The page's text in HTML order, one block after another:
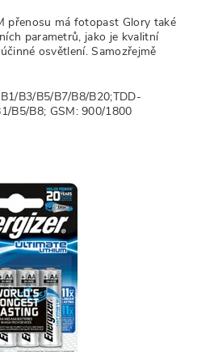
přenosu má fotopast Glory také
parametrů, jako je kvalitní
osvětlení. Samozřejmě
B3/B5/B7/B8/B20;TDD-
B5/B8; GSM: 900/1800